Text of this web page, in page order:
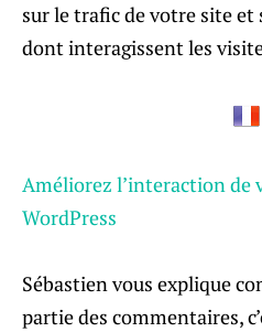
sur le trafic de votre site et
dont interagissent les
Améliorez l’interaction de
WordPress
Sébastien vous explique
partie des commentaires,